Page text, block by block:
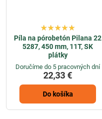
Píla na pórobetón Pilana 22
5287, 450 mm, 11T, SK
plátky
Doručíme do 5 pracovných dní
22,33 €
Do košíka